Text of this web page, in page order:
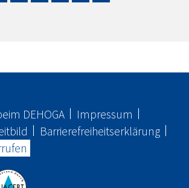
DEHOGA
Impressum
Barrierefreiheitserklärung